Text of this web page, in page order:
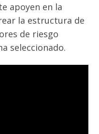
apoyen en la
la estructura de
de riesgo
seleccionado.